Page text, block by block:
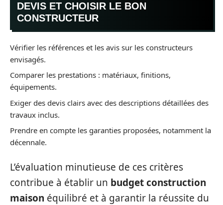
DEVIS ET CHOISIR LE BON
CONSTRUCTEUR
Vérifier les références et les avis sur les constructeurs
envisagés.
Comparer les prestations : matériaux, finitions,
équipements.
Exiger des devis clairs avec des descriptions détaillées des
travaux inclus.
Prendre en compte les garanties proposées, notamment la
décennale.
L’évaluation minutieuse de ces critères
contribue à établir un budget construction
maison équilibré et à garantir la réussite du